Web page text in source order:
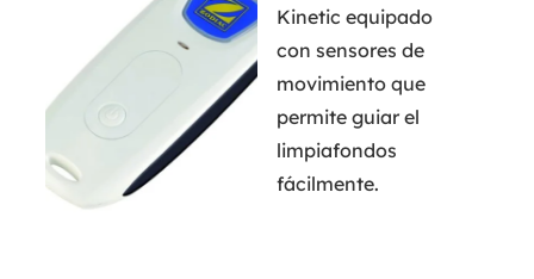
Kinetic equipado
con sensores de
movimiento que
permite guiar el
limpiafondos
fácilmente.